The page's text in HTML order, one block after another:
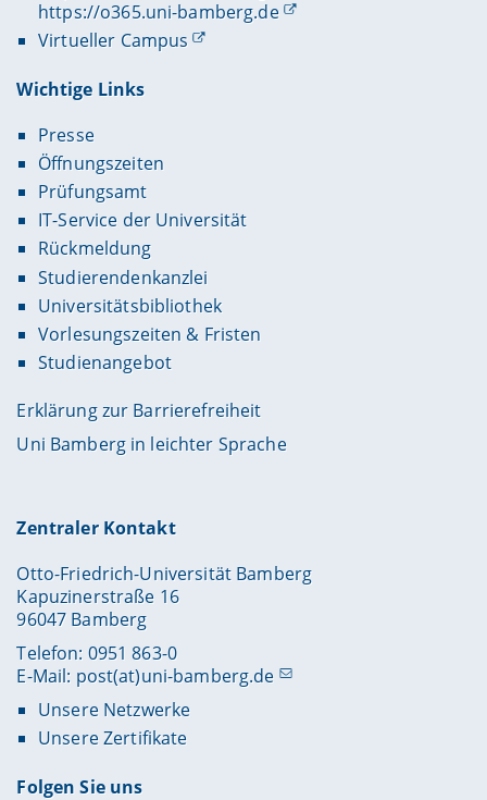
https://o365.uni-bamberg.de
Virtueller Campus
Wichtige Links
Presse
Öffnungszeiten
Prüfungsamt
IT-Service der Universität
Rückmeldung
Studierendenkanzlei
Universitätsbibliothek
Vorlesungszeiten & Fristen
Studienangebot
Erklärung zur Barrierefreiheit
Uni Bamberg in leichter Sprache
Zentraler Kontakt
Otto-Friedrich-Universität Bamberg
Kapuzinerstraße 16
96047 Bamberg
Telefon: 0951 863-0
E-Mail: post(at)uni-bamberg.de
Unsere Netzwerke
Unsere Zertifikate
Folgen Sie uns